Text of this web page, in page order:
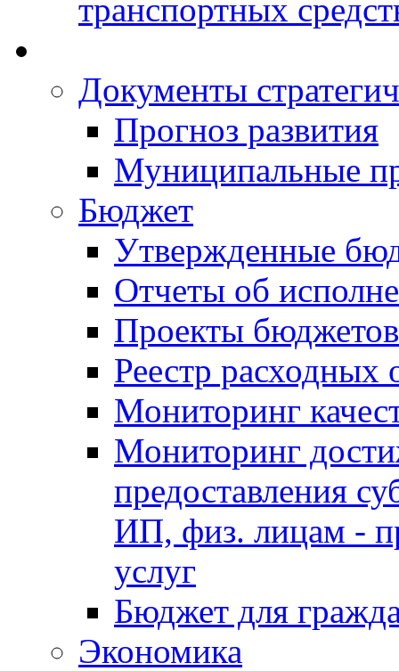
транспортных
Документы
Прогноз развития
Муниципальные
Бюджет
Утвержденные
Отчеты об
Проекты бюджетов
Реестр расходных
Мониторинг
Мониторинг
предоставления
ИП, физ. лицам -
услуг
Бюджет для
Экономика